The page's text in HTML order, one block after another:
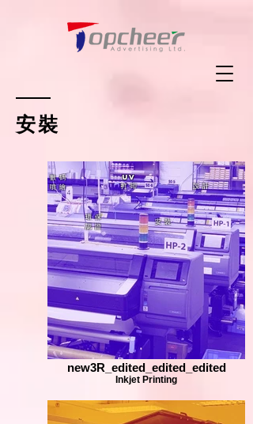
安裝
new3R_edited_edited_edited
Inkjet Printing
數 碼
噴 繪
設 計
UV
打 印
環 保
認 證
安 裝